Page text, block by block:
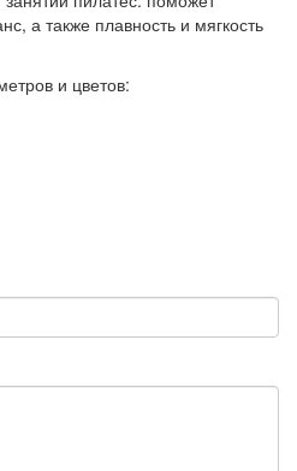
а также плавность и мягкость
и цветов: